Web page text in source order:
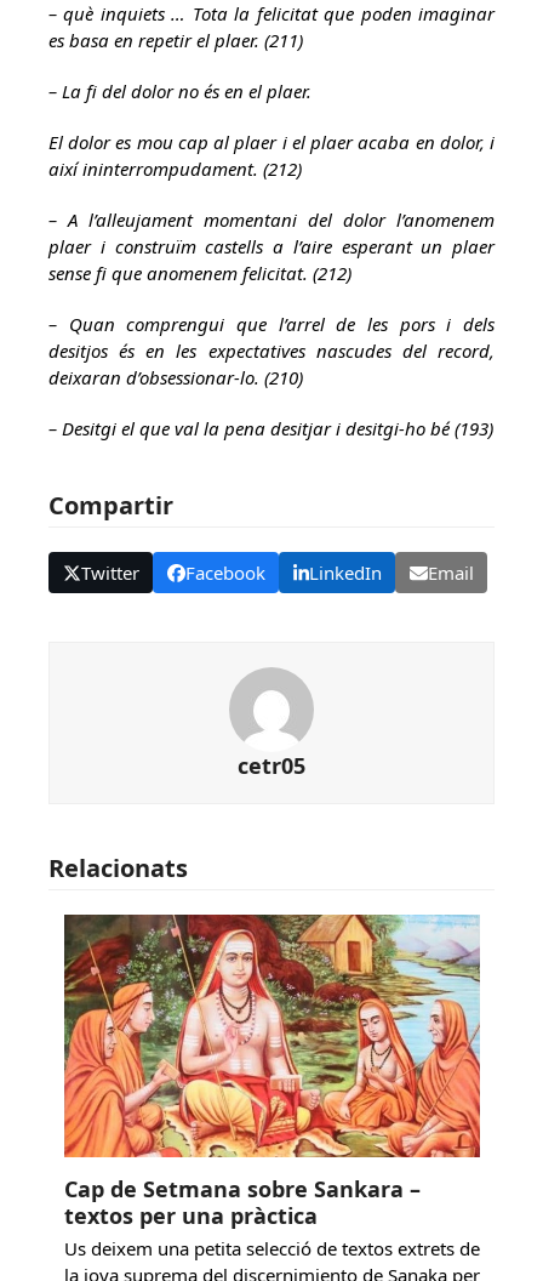
– què inquiets … Tota la felicitat que poden imaginar
es basa en repetir el plaer. (211)
– La fi del dolor no és en el plaer.
El dolor es mou cap al plaer i el plaer acaba en dolor, i
així ininterrompudament. (212)
– A l’alleujament momentani del dolor l’anomenem
plaer i construïm castells a l’aire esperant un plaer
sense fi que anomenem felicitat. (212)
– Quan comprengui que l’arrel de les pors i dels
desitjos és en les expectatives nascudes del record,
deixaran d’obsessionar-lo. (210)
– Desitgi el que val la pena desitjar i desitgi-ho bé (193)
Compartir
Twitter Facebook LinkedIn Email
cetr05
Relacionats
Cap de Setmana sobre Sankara –
textos per una pràctica
Us deixem una petita selecció de textos extrets de
la joya suprema del discernimiento de Sanaka per